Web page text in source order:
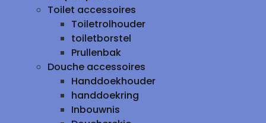
Toilet accessoires
Toiletrolhouder
toiletborstel
Prullenbak
Douche accessoires
Handdoekhouder
handdoekring
Inbouwnis